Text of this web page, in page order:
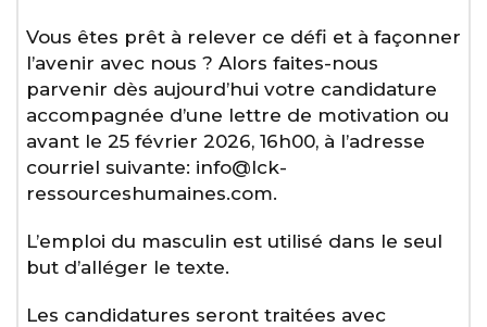
Vous êtes prêt à relever ce défi et à façonner
l’avenir avec nous ? Alors faites-nous
parvenir dès aujourd’hui votre candidature
accompagnée d’une lettre de motivation ou
avant le 25 février 2026, 16h00, à l’adresse
courriel suivante: info@lck-
ressourceshumaines.com.
L’emploi du masculin est utilisé dans le seul
but d’alléger le texte.
Les candidatures seront traitées avec